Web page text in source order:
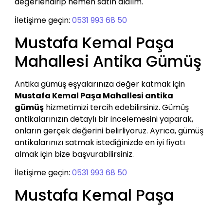
İletişime geçin: 0531 993 68 50
Mustafa Kemal Paşa
Mahallesi Antika Gümüş
Antika gümüş eşyalarınıza değer katmak için
Mustafa Kemal Paşa Mahallesi antika
gümüş hizmetimizi tercih edebilirsiniz. Gümüş
antikalarınızın detaylı bir incelemesini yaparak,
onların gerçek değerini belirliyoruz. Ayrıca, gümüş
antikalarınızı satmak istediğinizde en iyi fiyatı
almak için bize başvurabilirsiniz.
İletişime geçin: 0531 993 68 50
Mustafa Kemal Paşa